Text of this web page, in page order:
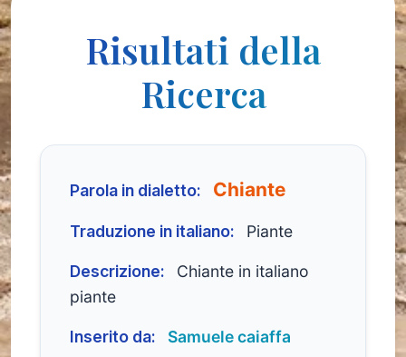
Risultati della
Ricerca
Parola in dialetto: Chiante
Traduzione in italiano: Piante
Descrizione:
Chiante in italiano
piante
Inserito da: Samuele caiaffa